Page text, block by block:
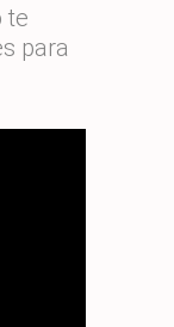
te
para